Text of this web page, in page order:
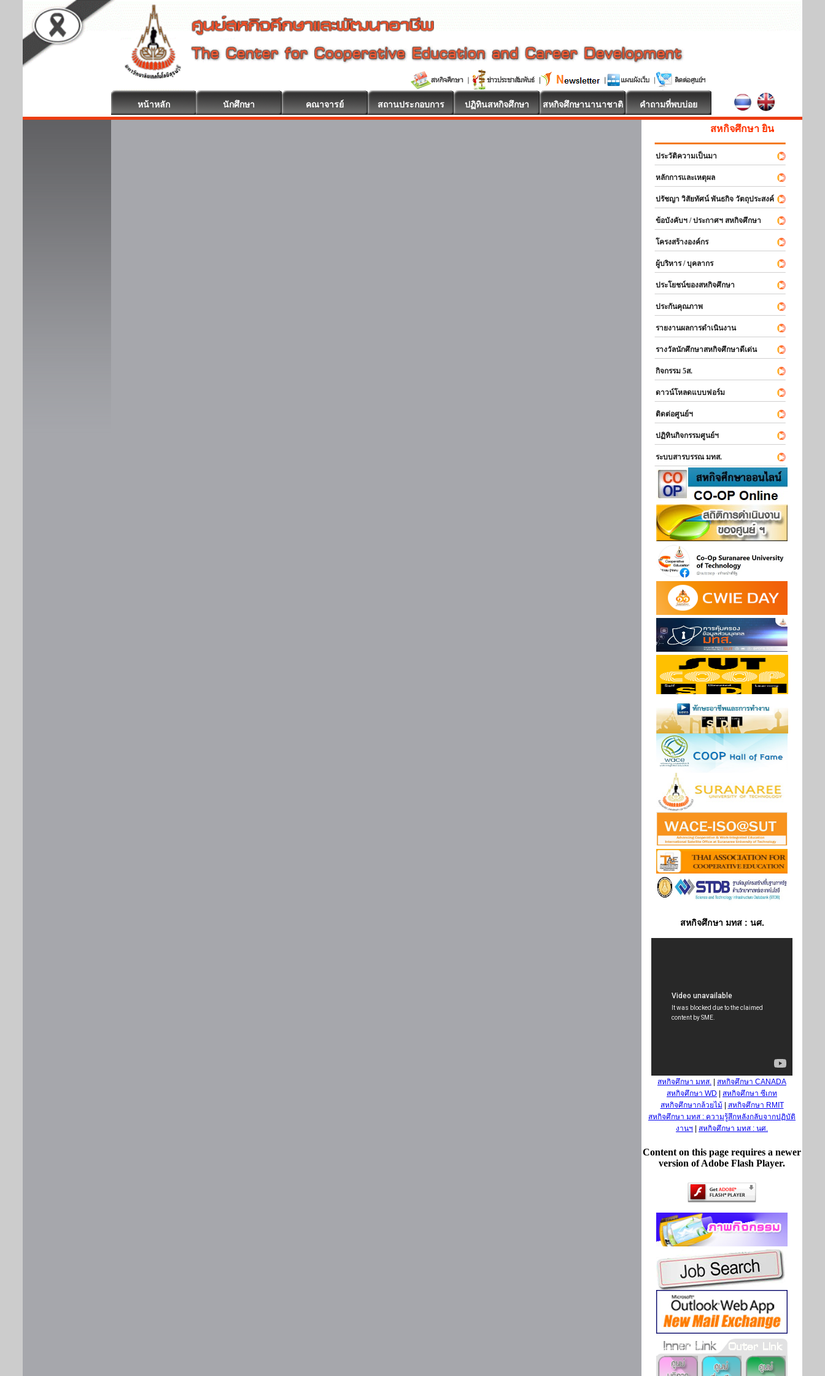
หน้าหลัก นักศึกษา คณาจารย์ สถานประกอบการ ปฏิทินสหกิจศึกษา สหกิจศึกษานานาชาติ คำถามที่พบบ่อย
สหกิจศึกษา ยินดีต้อนรับ
ประวัติความเป็นมา
หลักการและเหตุผล
ปรัชญา วิสัยทัศน์ พันธกิจ วัตถุประสงค์
ข้อบังคับฯ / ประกาศฯ สหกิจศึกษา
โครงสร้างองค์กร
ผู้บริหาร / บุคลากร
ประโยชน์ของสหกิจศึกษา
ประกันคุณภาพ
รายงานผลการดำเนินงาน
รางวัลนักศึกษาสหกิจศึกษาดีเด่น
กิจกรรม 5ส.
ดาวน์โหลดแบบฟอร์ม
ติดต่อศูนย์ฯ
ปฏิทินกิจกรรมศูนย์ฯ
ระบบสารบรรณ มทส.
สหกิจศึกษา มทส : นศ.
สหกิจศึกษา มทส.
สหกิจศึกษา CANADA
สหกิจศึกษา WD
สหกิจศึกษา ซีเกท
สหกิจศึกษากล้วยไม้
สหกิจศึกษา RMIT
สหกิจศึกษา มทส : ความรู้สึกหลังกลับจากปฏิบัติ
งานฯ
สหกิจศึกษา มทส : นศ.
Content on this page requires a newer
version of Adobe Flash Player.